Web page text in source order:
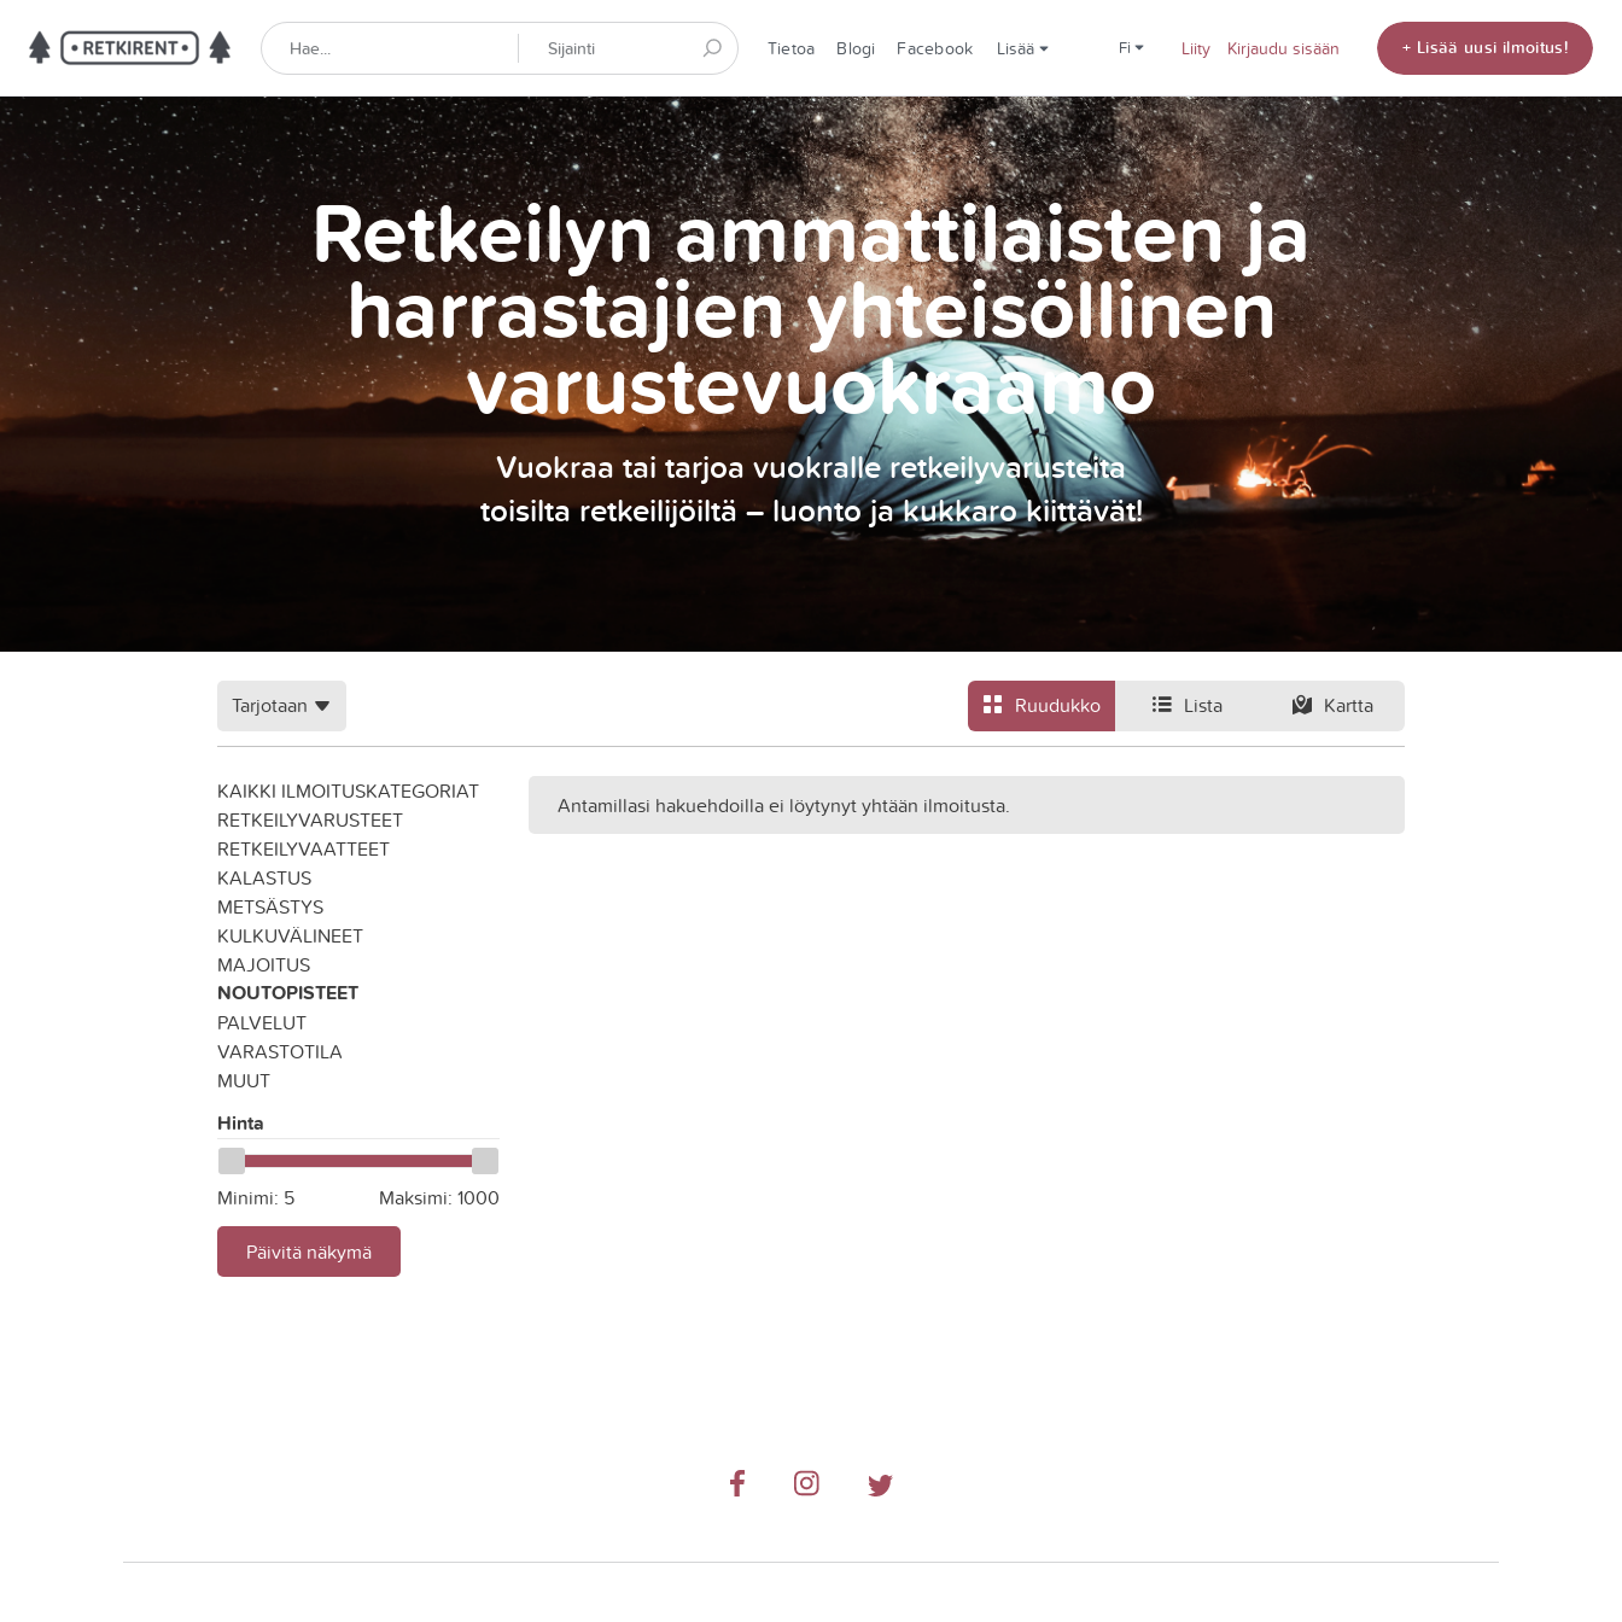
Tietoa Blogi Facebook Lisää fi Liity Kirjaudu sisään + Lisää uusi ilmoitus!
Retkeilyn ammattilaisten ja
harrastajien yhteisöllinen
varustevuokraamo
Vuokraa tai tarjoa vuokralle retkeilyvarusteita
toisilta retkeilijöiltä – luonto ja kukkaro kiittävät!
Ruudukko Lista Kartta
Tarjotaan
KAIKKI ILMOITUSKATEGORIAT
RETKEILYVARUSTEET
RETKEILYVAATTEET
KALASTUS
METSÄSTYS
KULKUVÄLINEET
MAJOITUS
NOUTOPISTEET
PALVELUT
VARASTOTILA
MUUT
Hinta
Minimi: 5 Maksimi: 1000
Päivitä näkymä
Antamillasi hakuehdoilla ei löytynyt yhtään ilmoitusta.